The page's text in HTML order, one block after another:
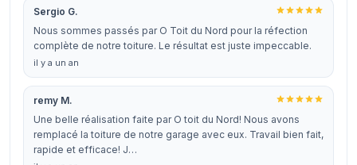
Sergio G.
Nous sommes passés par O Toit du Nord pour la réfection
complète de notre toiture. Le résultat est juste impeccable.
il y a un an
remy M.
Une belle réalisation faite par O toit du Nord! Nous avons
remplacé la toiture de notre garage avec eux. Travail bien fait,
rapide et efficace! J…